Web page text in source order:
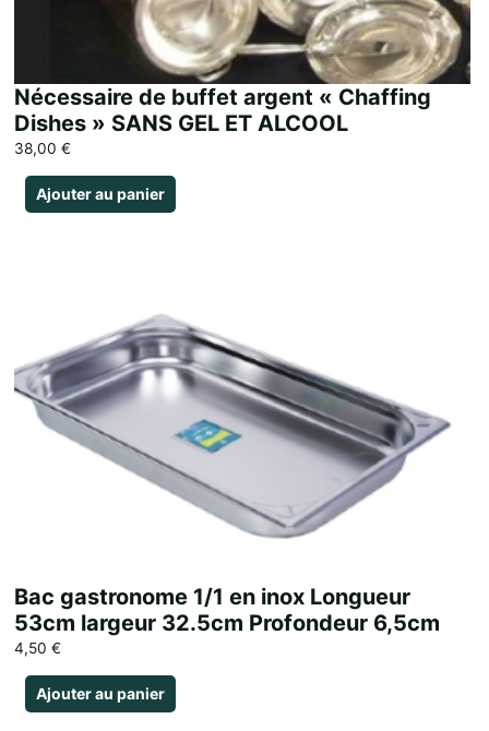
Nécessaire de buffet argent « Chaffing
Dishes » SANS GEL ET ALCOOL
38,00 €
Ajouter au panier
Bac gastronome 1/1 en inox Longueur
53cm largeur 32.5cm Profondeur 6,5cm
4,50 €
Ajouter au panier